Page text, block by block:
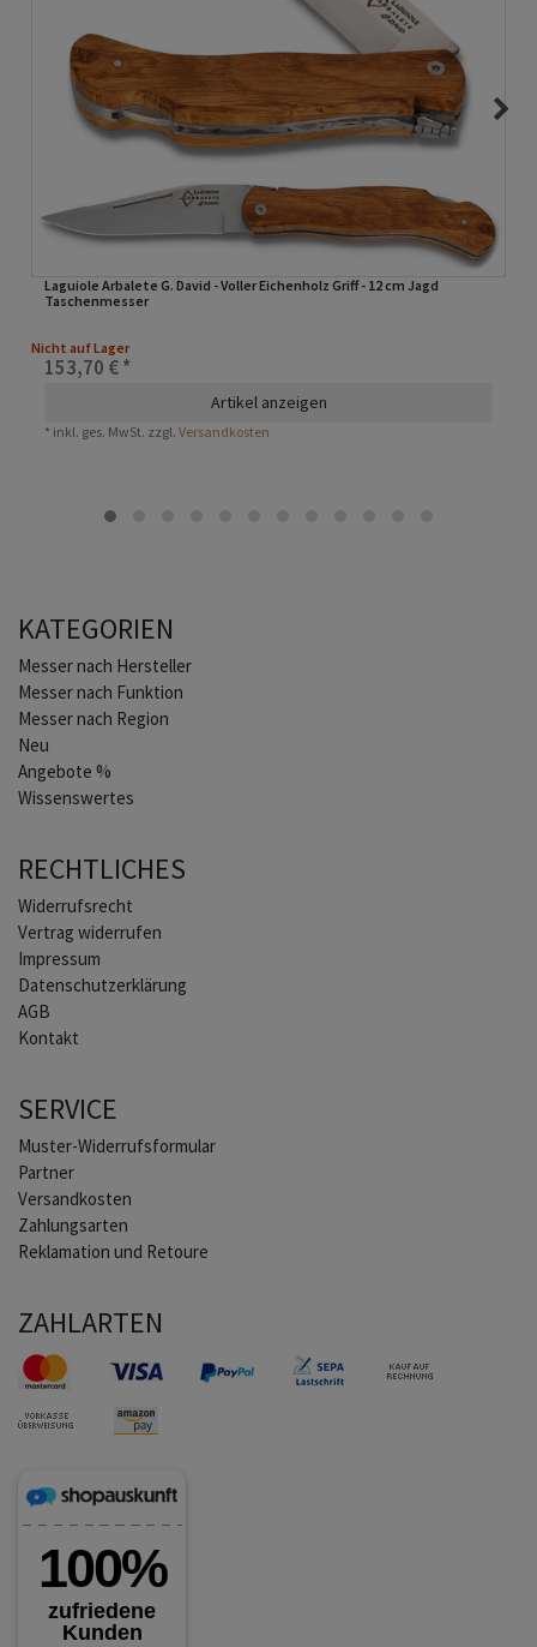
Laguiole Arbalete G. David - Voller Eichenholz Griff - 12 cm Jagd
Taschenmesser
Nicht auf Lager
153,70 € *
Artikel anzeigen
* inkl. ges. MwSt. zzgl.Versandkosten
KATEGORIEN
Home
Messer nach Hersteller
Messer nach Funktion
Messer nach Region
Neu
Angebote %
Wissenswertes
RECHTLICHES
Widerrufs­recht
Vertrag widerrufen
Impressum
Daten­schutz­erklärung
AGB
Kontakt
SERVICE
Muster-Widerrufsformular
Partner
Versandkosten
Zahlungsarten
Reklamation und Retoure
ZAHLARTEN